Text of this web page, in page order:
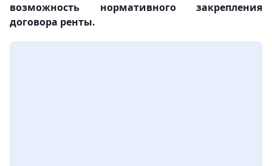
возможность нормативного закрепления
договора ренты.